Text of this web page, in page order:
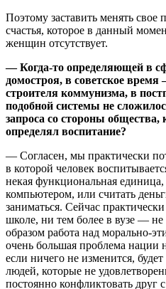
Поэтому заставить менять
счастья, которое в данный
женщин отсутствует.
— Когда-то определяющей в
домостроя, в советское
строителя коммунизма, в
подобной системы не
запроса со стороны
определял воспитание?
— Согласен, мы практически
в которой человек
некая функциональная единица,
компьютером, или считать
заниматься. Сейчас
школе, ни тем более в вузе —
образом работа над морально-
очень большая проблема нации
если ничего не изменится,
людей, которые не
постоянно конфликтовать друг